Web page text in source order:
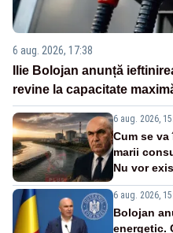
6 aug. 2026, 17:38
Ilie Bolojan anunță
revine la capacitate
6 aug. 2026,
Cum se
marii
Nu vor
6 aug. 2026,
Bolojan
energetic.